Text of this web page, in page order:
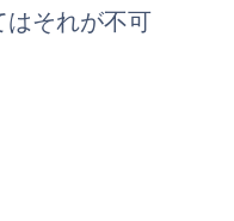
はそれが不可